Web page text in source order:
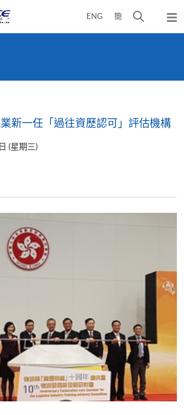
ENG 簡
開
彈
出
新一任「過往資歷認可」評估機構
(星期三)